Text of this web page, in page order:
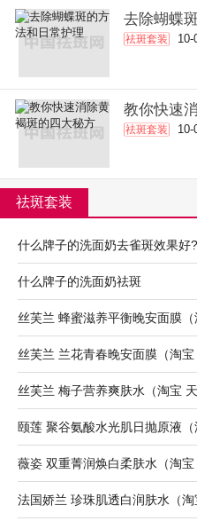
去除蝴蝶
祛斑套装 10-
教你快速
祛斑套装 10-
祛斑套装
什么牌子的洗面奶去雀斑效果好?
什么牌子的洗面奶祛斑
丝芙兰 蜂蜜滋养平衡晚安面膜
丝芙兰 兰花青春晚安面膜（淘
丝芙兰 梅子营养爽肤水（淘宝
颐莲 聚谷氨酸水光肌日抛原液
薇姿 双重菁润焕白柔肤水（淘
法国娇兰 珍珠肌透白润肤水（